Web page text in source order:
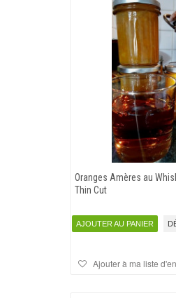
Oranges Amères au
Thin Cut
AJOUTER AU PANIER
Ajouter à ma liste